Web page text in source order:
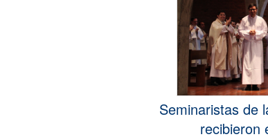
Seminaristas de
recibieron